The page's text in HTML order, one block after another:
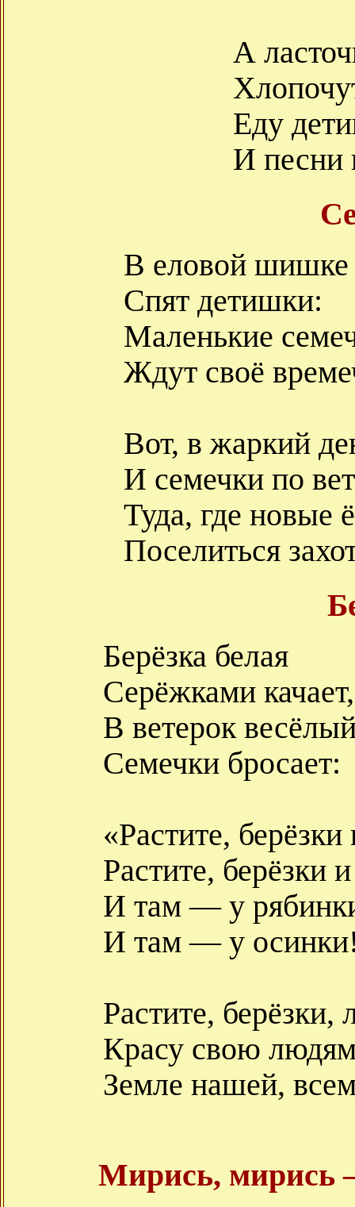
А
Еду
И песни
В еловой шишке
Спят детишки:
Маленькие
Ждут своё
Вот, в жаркий
И семечки по
Туда, где новые
Поселиться
Берёзка белая
Серёжками качает,
В ветерок
Семечки бросает:
«Растите,
Растите, берёзки
И там — у
И там — у
Растите, берёзки,
Красу свою
Земле нашей,
Мирись, мирись